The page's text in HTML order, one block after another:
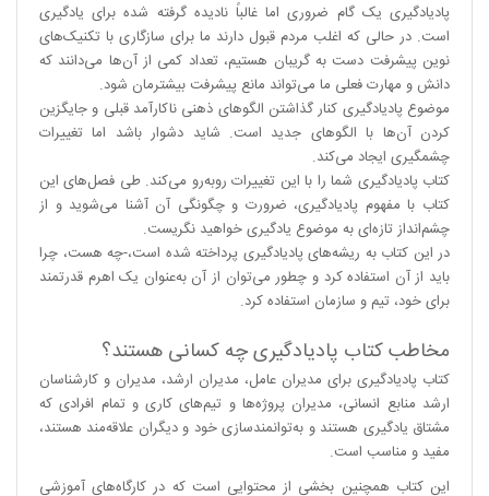
پادیادگیری یک گام ضروری اما غالباً نادیده گرفته شده برای یادگیری
است. در حالی که اغلب مردم قبول دارند ما برای سازگاری با تکنیک‌های
نوین پیشرفت دست به گریبان هستیم،‌ تعداد کمی از آن‌ها می‌دانند که
دانش و مهارت فعلی ما می‌تواند مانع پیشرفت بیشترمان شود.
موضوع پادیادگیری کنار گذاشتن الگوهای ذهنی ناکارآمد قبلی و جایگزین
کردن آن‌ها با الگوهای جدید است. شاید دشوار باشد اما تغییرات
چشمگیری ایجاد می‌کند.
کتاب پادیادگیری شما را با این تغییرات روبه‌رو می‌کند. طی فصل‌های این
کتاب با مفهوم پادیادگیری،‌ ضرورت و چگونگی آن آشنا می‌شوید و از
چشم‌انداز تازه‌ای به موضوع یادگیری خواهید نگریست.
در این کتاب به ریشه‌های پادیادگیری پرداخته شده است،‌-چه هست،‌ چرا
باید از آن استفاده کرد و چطور می‌توان از آن به‌عنوان یک اهرم قدرتمند
برای خود،‌ تیم و سازمان استفاده کرد.
مخاطب کتاب پادیادگیری چه کسانی هستند؟
کتاب پادیادگیری برای مدیران عامل،‌ مدیران ارشد،‌ مدیران و کارشناسان
ارشد منابع انسانی،‌ مدیران پروژه‌ها و تیم‌های کاری و تمام افرادی که
مشتاق یادگیری هستند و به‌توانمند‌سازی خود و دیگران علاقه‌مند هستند،
مفید و مناسب است.
این کتاب همچنین بخشی از محتوایی است که در کارگاه‌های آموزشی